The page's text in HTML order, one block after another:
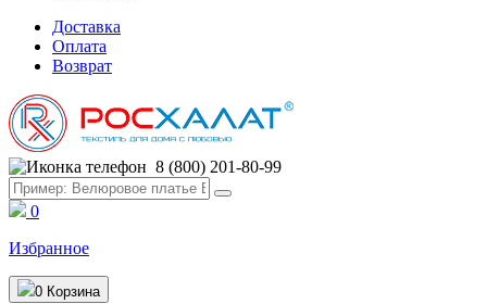
Доставка
Оплата
Возврат
8 (800) 201-80-99
0
Избранное
0 Корзина